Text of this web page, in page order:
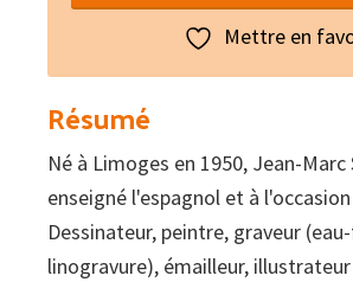
auseu
lemotjaud
Mettre en
Résumé
Né à Limoges en 1950, Jean-Marc
enseigné l'espagnol et à
Dessinateur, peintre, graveur
linogravure), émailleur,